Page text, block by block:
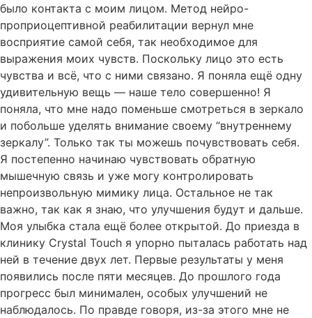
было контакта с моим лицом. Метод нейро-
проприоцептивной реабилитации вернул мне
восприятие самой себя, так необходимое для
выражения моих чувств. Поскольку лицо это есть
чувства и всё, что с ними связано. Я поняла ещё одну
удивительную вещь — наше тело совершенно! Я
поняла, что мне надо поменьше смотреться в зеркало
и побольше уделять внимание своему “внутреннему
зеркалу”. Только так ты можешь почувствовать себя.
Я постепенно начинаю чувствовать обратную
мышечную связь и уже могу контролировать
непроизвольную мимику лица. Остальное не так
важно, так как я знаю, что улучшения будут и дальше.
Моя улыбка стала ещё более открытой. До приезда в
клинику Crystal Touch я упорно пыталась работать над
ней в течение двух лет. Первые результаты у меня
появились после пяти месяцев. До прошлого года
прогресс был минимален, особых улучшений не
наблюдалось. По правде говоря, из-за этого мне не